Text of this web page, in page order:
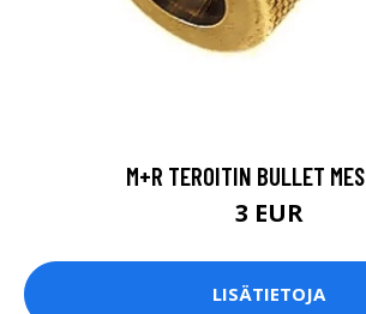
M+R TEROITIN BULLET
3 EUR
LISÄTIETOJA